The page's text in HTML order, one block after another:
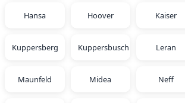
Hansa Hoover Kaiser
Kuppersberg Kuppersbusch Leran
Maunfeld Midea Neff